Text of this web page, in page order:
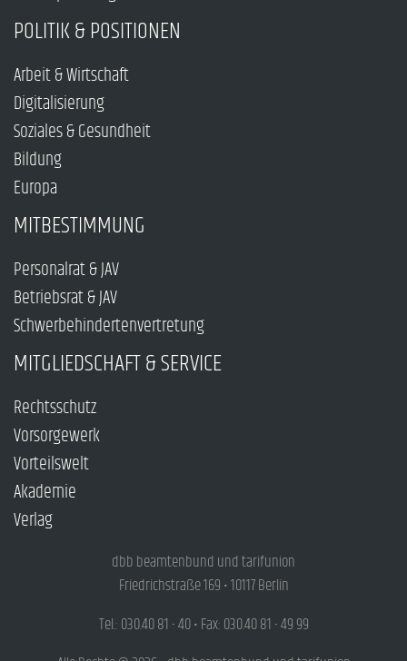
POLITIK & POSITIONEN
Arbeit & Wirtschaft
Digitalisierung
Soziales & Gesundheit
Bildung
Europa
MITBESTIMMUNG
Personalrat & JAV
Betriebsrat & JAV
Schwerbehindertenvertretung
MITGLIEDSCHAFT & SERVICE
Rechtsschutz
Vorsorgewerk
Vorteilswelt
Akademie
Verlag
dbb beamtenbund und tarifunion
Friedrichstraße 169 • 10117 Berlin
Tel.: 030.40 81 - 40 • Fax: 030.40 81 - 49 99